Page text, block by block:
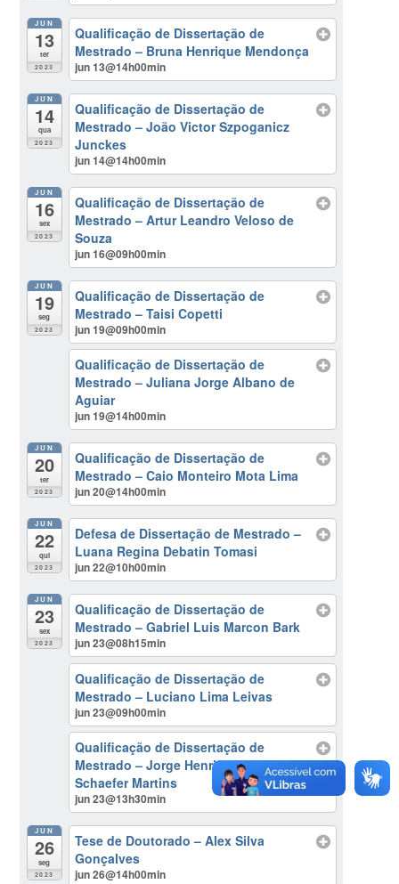
JUN
13
ter
2023
Qualificação de Dissertação de
Mestrado – Bruna Henrique Mendonça
jun 13@14h00min
JUN
14
qua
2023
Qualificação de Dissertação de
Mestrado – João Victor Szpoganicz
Junckes
jun 14@14h00min
JUN
16
sex
2023
Qualificação de Dissertação de
Mestrado – Artur Leandro Veloso de
Souza
jun 16@09h00min
JUN
19
seg
2023
Qualificação de Dissertação de
Mestrado – Taisi Copetti
jun 19@09h00min
Qualificação de Dissertação de
Mestrado – Juliana Jorge Albano de
Aguiar
jun 19@14h00min
JUN
20
ter
2023
Qualificação de Dissertação de
Mestrado – Caio Monteiro Mota Lima
jun 20@14h00min
JUN
22
qui
2023
Defesa de Dissertação de Mestrado –
Luana Regina Debatin Tomasi
jun 22@10h00min
JUN
23
sex
2023
Qualificação de Dissertação de
Mestrado – Gabriel Luis Marcon Bark
jun 23@08h15min
Qualificação de Dissertação de
Mestrado – Luciano Lima Leivas
jun 23@09h00min
Qualificação de Dissertação de
Mestrado – Jorge Henrique Goulart
Schaefer Martins
jun 23@13h30min
JUN
26
seg
2023
Tese de Doutorado – Alex Silva
Gonçalves
jun 26@14h00min